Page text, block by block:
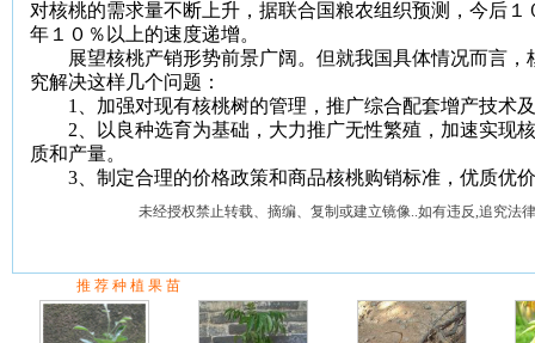
对核桃的需求量不断上升，据联合国粮农组织预测，今后
年１０％以上的速度递增。
展望核桃产销形势前景广阔。但就我国具体情况而言，
究解决这样几个问题：
1
、加强对现有核桃树的管理，推广综合配套增产技术
2 、以良种选育为基础，大力推广无性繁殖，加速实现
质和产量。
3 、制定合理的价格政策和商品核桃购销标准，优质优
未经授权禁止转载、摘编、复制或建立镜像..如有违反,追究法
推 荐 种 植 果 苗